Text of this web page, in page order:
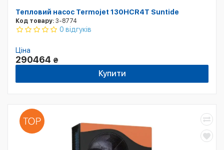
Тепловий насос Termojet 130HCR4T Suntide
Код товару: 3-8774
0 відгуків
Ціна
290464 ₴
Купити